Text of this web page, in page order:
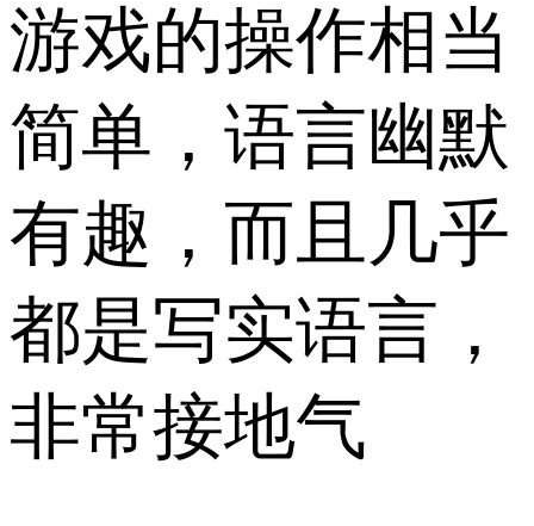
游戏的操作相当
简单，语言幽默
有趣，而且几乎
都是写实语言，
非常接地气